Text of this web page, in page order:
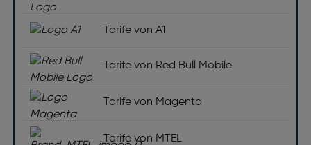
Tarife von A1
Tarife von Red Bull Mobile
Tarife von Magenta
Tarife von MTEL